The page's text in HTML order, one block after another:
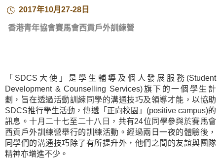
2017年10月27-28日
香港青年協會賽馬會西貢戶外訓練營
「SDCS大使」是學生輔導及個人發展服務(Student
Development & Counselling Services)旗下的一個學生計
劃，旨在透過活動訓練同學的溝通技巧及領導才能，以協助
SDCS推行學生活動，傳遞「正向校園」(positive campus)的
訊息。十月二十七至二十八日，共有24位同學參與於賽馬會
西貢戶外訓練營舉行的訓練活動。經過兩日一夜的體驗後，
同學們的溝通技巧除了有所提升外，他們之間的友誼與團隊
精神亦增進不少。